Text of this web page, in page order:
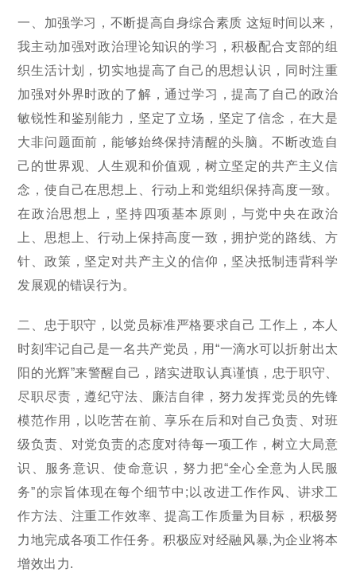
一、加强学习，不断提高自身综合素质 这短时间以来，
我主动加强对政治理论知识的学习，积极配合支部的组
织生活计划，切实地提高了自己的思想认识，同时注重
加强对外界时政的了解，通过学习，提高了自己的政治
敏锐性和鉴别能力，坚定了立场，坚定了信念，在大是
大非问题面前，能够始终保持清醒的头脑。不断改造自
己的世界观、人生观和价值观，树立坚定的共产主义信
念，使自己在思想上、行动上和党组织保持高度一致。
在政治思想上，坚持四项基本原则，与党中央在政治
上、思想上、行动上保持高度一致，拥护党的路线、方
针、政策，坚定对共产主义的信仰，坚决抵制违背科学
发展观的错误行为。
二、忠于职守，以党员标准严格要求自己 工作上，本人
时刻牢记自己是一名共产党员，用“一滴水可以折射出太
阳的光辉”来警醒自己，踏实进取认真谨慎，忠于职守、
尽职尽责，遵纪守法、廉洁自律，努力发挥党员的先锋
模范作用，以吃苦在前、享乐在后和对自己负责、对班
级负责、对党负责的态度对待每一项工作，树立大局意
识、服务意识、使命意识，努力把“全心全意为人民服
务”的宗旨体现在每个细节中;以改进工作作风、讲求工
作方法、注重工作效率、提高工作质量为目标，积极努
力地完成各项工作任务。积极应对经融风暴,为企业将本
增效出力.